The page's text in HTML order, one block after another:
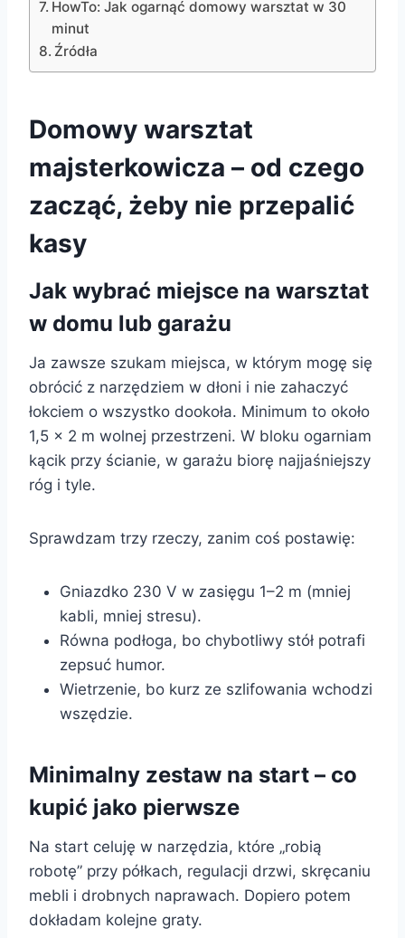
HowTo: Jak ogarnąć domowy warsztat w 30
minut
Źródła
Domowy warsztat
majsterkowicza – od czego
zacząć, żeby nie przepalić
kasy
Jak wybrać miejsce na warsztat
w domu lub garażu
Ja zawsze szukam miejsca, w którym mogę się
obrócić z narzędziem w dłoni i nie zahaczyć
łokciem o wszystko dookoła. Minimum to około
1,5 × 2 m wolnej przestrzeni. W bloku ogarniam
kącik przy ścianie, w garażu biorę najjaśniejszy
róg i tyle.
Sprawdzam trzy rzeczy, zanim coś postawię:
Gniazdko 230 V w zasięgu 1–2 m (mniej
kabli, mniej stresu).
Równa podłoga, bo chybotliwy stół potrafi
zepsuć humor.
Wietrzenie, bo kurz ze szlifowania wchodzi
wszędzie.
Minimalny zestaw na start – co
kupić jako pierwsze
Na start celuję w narzędzia, które „robią
robotę” przy półkach, regulacji drzwi, skręcaniu
mebli i drobnych naprawach. Dopiero potem
dokładam kolejne graty.